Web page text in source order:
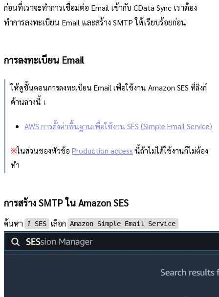
ก่อนที่เราจะทำการเชื่อมต่อ Email เข้ากับ CData Sync เราต้อง
ทำการลงทะเบียน Email และสร้าง SMTP ให้เรียบร้อยก่อน
การลงทะเบียน Email
ให้ดูขั้นตอนการลงทะเบียน Email เพื่อใช้งาน Amazon SES ที่ลิงก์
ด้านล่างนี้ ↓
AWS การตั้งค่าพื้นฐานเพื่อใช้งาน SES (Simple Email Service)
※ในส่วนของหัวข้อ Production access นี้ถ้าไม่ได้ใช้งานก็ไม่ต้อง
ทำ
การสร้าง SMTP ใน Amazon SES
ค้นหา ?︎ SES เลือก Amazon Simple Email Service